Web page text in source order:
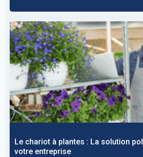
Le chariot à plantes : La solution
votre entreprise